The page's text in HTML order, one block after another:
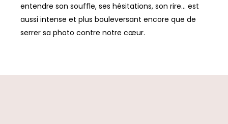
entendre son souffle, ses hésitations, son rire... est
aussi intense et plus bouleversant encore que de
serrer sa photo contre notre cœur.